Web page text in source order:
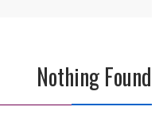
Nothing Found